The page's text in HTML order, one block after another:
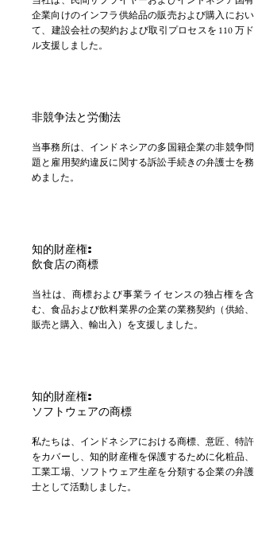
企業向けのインフラ供給品の販売および購入におい
て、建設会社の契約および取引プロセスを 110 万ド
ル支援しました。
非競争法と労働法
当事務所は、インドネシアの多国籍企業の非競争問
題と雇用契約違反に関する訴訟手続きの弁護士を務
めました。
知的財産権:
飲食店の商標
当社は、商標および事業ライセンスの独占権を含
む、食品および飲料業界の企業の業務契約（供給、
販売と購入、輸出入）を支援しました。
知的財産権:
ソフトウェアの商標
私たちは、インドネシアにおける商標、意匠、特許
をカバーし、知的財産権を保護するために化粧品、
工業工場、ソフトウェア生産を分類する企業の弁護
士として活動しました。